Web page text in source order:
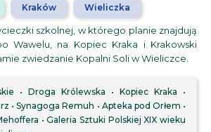
Kraków Wieliczka
szkolnej, w którego planie znajdują
Wawelu, na Kopiec Kraka i Krakowski
zwiedzanie Kopalni Soli w Wieliczce.
Droga Królewska
Kopiec Kraka
Synagoga Remuh
Apteka pod Orłem
Galeria Sztuki Polskiej XIX wieku